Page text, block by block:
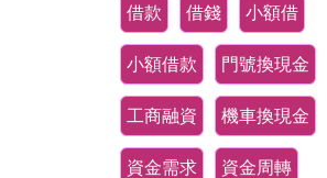
借款 借錢 小額借
小額借款 門號換現金
工商融資 機車換現金
資金需求 資金周轉